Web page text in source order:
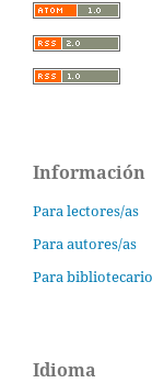
Información
Para lectores/as
Para autores/as
Para
Idioma